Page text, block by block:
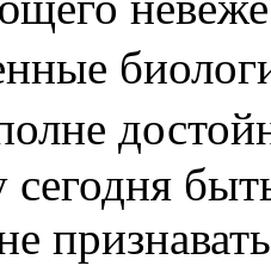
сегодня